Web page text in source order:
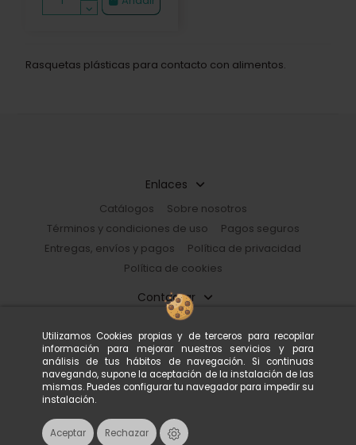
Utilizamos Cookies propias y de terceros para recopilar
información para mejorar nuestros servicios y para
análisis de tus hábitos de navegación. Si continuas
navegando, supone la aceptación de la instalación de las
mismas. Puedes configurar tu navegador para impedir su
instalación.
Aceptar Rechazar
Rasquetas plásticas para contacto con alimentos.
Enlaces
Catálogos
Sobre nosotros
Términos y condiciones de uso
Pagos seguros
Entregas, envíos y pagos
Política de privacidad
Política de cookies
Contactar
Restorhome
Paseo de Guayaquil, 39 |08030 Barcelona, España
933 602 600
tienda@restorhome.es